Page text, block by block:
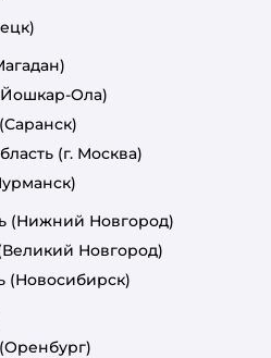
Ола)
(Саранск)
(г. Москва)
(Нижний Новгород)
Новгород)
(Новосибирск)
(Оренбург)